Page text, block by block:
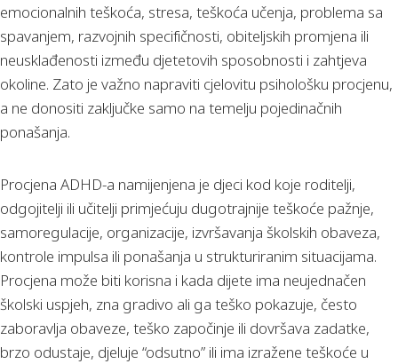
emocionalnih teškoća, stresa, teškoća učenja, problema sa
spavanjem, razvojnih specifičnosti, obiteljskih promjena ili
neusklađenosti između djetetovih sposobnosti i zahtjeva
okoline. Zato je važno napraviti cjelovitu psihološku procjenu,
a ne donositi zaključke samo na temelju pojedinačnih
ponašanja.
Procjena ADHD-a namijenjena je djeci kod koje roditelji,
odgojitelji ili učitelji primjećuju dugotrajnije teškoće pažnje,
samoregulacije, organizacije, izvršavanja školskih obaveza,
kontrole impulsa ili ponašanja u strukturiranim situacijama.
Procjena može biti korisna i kada dijete ima neujednačen
školski uspjeh, zna gradivo ali ga teško pokazuje, često
zaboravlja obaveze, teško započinje ili dovršava zadatke,
brzo odustaje, djeluje “odsutno” ili ima izražene teškoće u